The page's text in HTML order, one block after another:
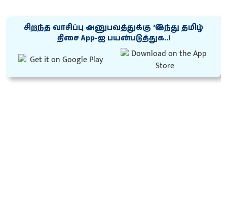
சிறந்த வாசிப்பு அனுபவத்துக்கு ‘இந்து தமிழ்
திசை App-ஐ பயன்படுத்துக..!